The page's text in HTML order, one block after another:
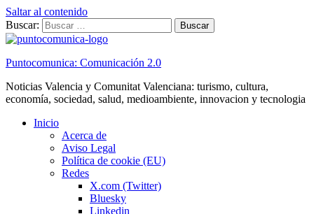
Saltar al contenido
Buscar:
Puntocomunica: Comunicación 2.0
Noticias Valencia y Comunitat Valenciana: turismo, cultura,
economía, sociedad, salud, medioambiente, innovacion y tecnologia
Inicio
Acerca de
Aviso Legal
Política de cookie (EU)
Redes
X.com (Twitter)
Bluesky
Linkedin